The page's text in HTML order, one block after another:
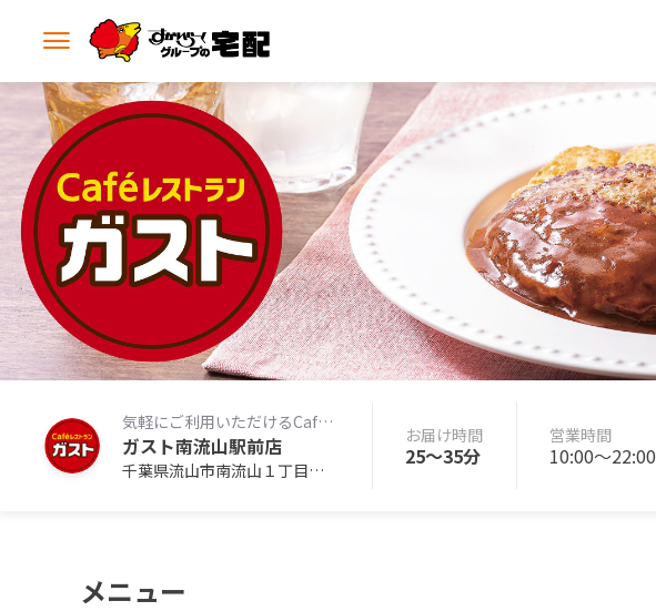
メ
ュ
ー
を
開
く
気軽にご利用いただけるCafeレストラン
ガスト南流山駅前店
千葉県流山市南流山１丁目８－７
お届け時間
25〜35分
営業時間
10:00〜22:00
メニュー